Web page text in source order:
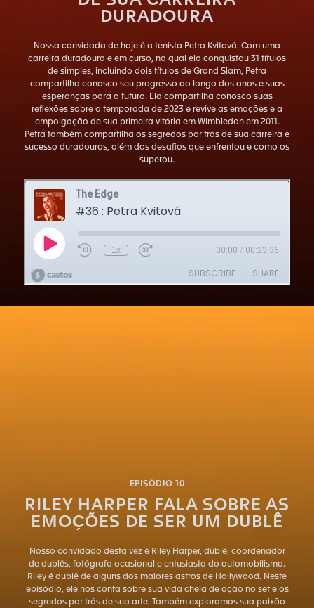
DURADOURA
Nossa convidada de hoje é a tenista Petra Kvitová. Com uma
carreira duradoura e em curso, na qual ela conquistou 31 títulos
de simples, incluindo dois títulos de Grand Slam, Petra
compartilha conosco seu progresso ao longo dos anos e suas
esperanças para o futuro. Ela compartilha conosco suas
reflexões sobre a temporada de 2023 e revive as emoções e a
empolgação de sua primeira vitória em Wimbledon em 2011.
Petra também compartilha os segredos por trás de sua carreira e
sucesso duradouros, além dos desafios que enfrentou e como os
superou.
EPISÓDIO 10
RILEY HARPER FALA SOBRE AS
EMOÇÕES DE SER UM DUBLÊ
Nosso convidado desta vez é Riley Harper, dublê, coordenador
de dublês, fotógrafo ocasional e entusiasta do automobilismo.
Riley é dublê de alguns dos maiores astros de Hollywood. Neste
episódio, ele nos conta sobre sua vida cheia de ação no set e os
segredos por trás de sua arte. Também exploramos sua paixão